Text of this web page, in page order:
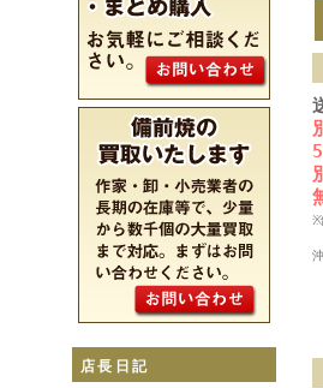
店長日記
※